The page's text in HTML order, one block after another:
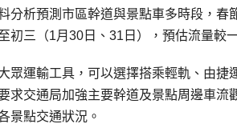
分析預測市區幹道與景點車多時段，
初三（1月30日、31日），預估流量較
眾運輸工具，可以選擇搭乘輕軌、由
求交通局加強主要幹道及景點周邊車
景點交通狀況。